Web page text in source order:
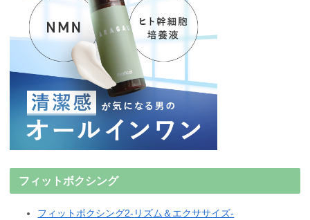
フィットボクシング
フィットボクシング2-リズム＆エクササイズ-